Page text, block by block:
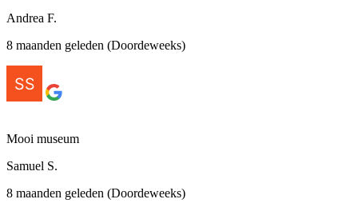
Andrea F.
8 maanden geleden (Doordeweeks)
Mooi museum
Samuel S.
8 maanden geleden (Doordeweeks)